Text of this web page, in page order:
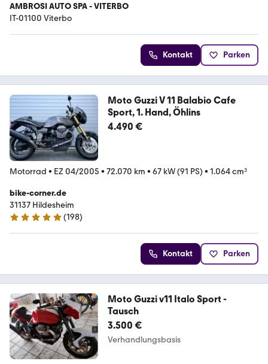
AMBROSI AUTO SPA - VITERBO
IT-01100 Viterbo
Kontakt Parken
Moto Guzzi V 11 Balabio Cafe
Sport, 1. Hand, Öhlins
4.490 €
Motorrad • EZ 04/2005 • 72.070 km • 67 kW (91 PS) • 1.064 cm³
bike-corner.de
31137 Hildesheim
5 Sterne
(198)
Kontakt Parken
Moto Guzzi v11 Italo Sport -
Tausch
3.500 €
Verhandlungsbasis